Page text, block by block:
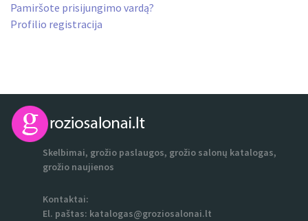
Pamiršote prisijungimo vardą?
Profilio registracija
Skelbimai, grožio paslaugos, grožio salonų katalogas,
grožio naujienos
Kontaktai:
El. paštas: katalogas@groziosalonai.lt